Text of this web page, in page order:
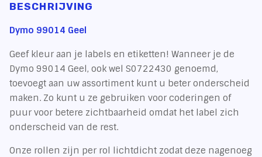
BESCHRIJVING
Dymo 99014 Geel
Geef kleur aan je labels en etiketten! Wanneer je de
Dymo 99014 Geel, ook wel S0722430 genoemd,
toevoegt aan uw assortiment kunt u beter onderscheid
maken. Zo kunt u ze gebruiken voor coderingen of
puur voor betere zichtbaarheid omdat het label zich
onderscheid van de rest.
Onze rollen zijn per rol lichtdicht zodat deze nagenoeg